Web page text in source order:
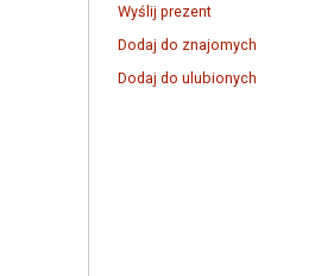
Wyślij prezent
Dodaj do znajomych
Dodaj do ulubionych